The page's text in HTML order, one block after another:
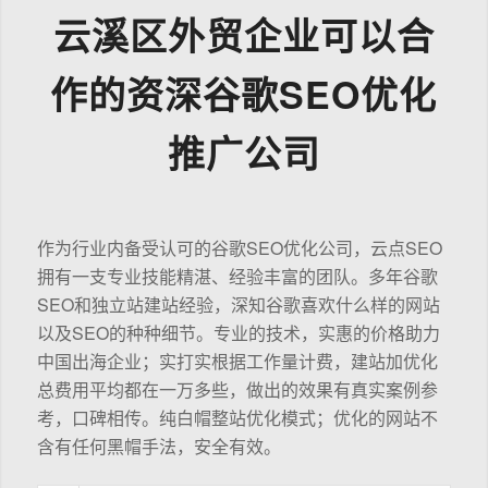
云溪区外贸企业可以合
作的资深谷歌SEO优化
推广公司
作为行业内备受认可的谷歌SEO优化公司，云点SEO
拥有一支专业技能精湛、经验丰富的团队。多年谷歌
SEO和独立站建站经验，深知谷歌喜欢什么样的网站
以及SEO的种种细节。专业的技术，实惠的价格助力
中国出海企业；实打实根据工作量计费，建站加优化
总费用平均都在一万多些，做出的效果有真实案例参
考，口碑相传。纯白帽整站优化模式；优化的网站不
含有任何黑帽手法，安全有效。